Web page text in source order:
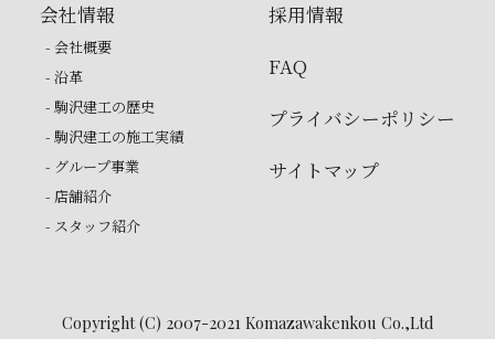
会社情報
- 会社概要
- 沿革
- 駒沢建工の歴史
- 駒沢建工の施工実績
- グループ事業
- 店舗紹介
- スタッフ紹介
採用情報
FAQ
プライバシーポリシー
サイトマップ
Copyright (C) 2007-2021 Komazawakenkou Co.,Ltd